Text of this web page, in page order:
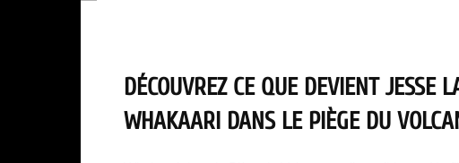
DÉCOUVREZ CE QUE DEVIENT JESSE
WHAKAARI DANS LE PIÈGE DU